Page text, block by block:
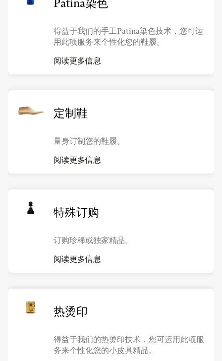
得益于我们的手工Patina染色技术，您可运
用此项服务来个性化您的鞋履。
阅读更多信息
定制鞋
量身订制您的鞋履。
阅读更多信息
特殊订购
订购珍稀或独家精品。
阅读更多信息
热烫印
得益于我们的热烫印技术，您可运用此项服
务来个性化您的小皮具精品。